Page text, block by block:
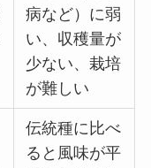
病など）に弱
い、収穫量が
少ない、栽培
が難しい
伝統種に比べ
ると風味が平